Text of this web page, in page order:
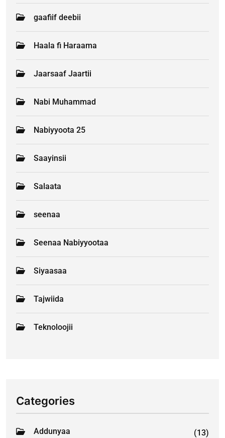
gaafiif deebii
Haala fi Haraama
Jaarsaaf Jaartii
Nabi Muhammad
Nabiyyoota 25
Saayinsii
Salaata
seenaa
Seenaa Nabiyyootaa
Siyaasaa
Tajwiida
Teknoloojii
Categories
Addunyaa (13)